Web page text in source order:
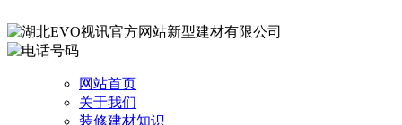
网站首页
关于我们
装修建材知识